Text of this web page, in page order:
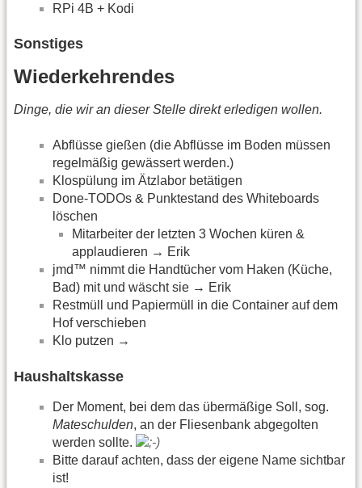
RPi 4B + Kodi
Sonstiges
Wiederkehrendes
Dinge, die wir an dieser Stelle direkt erledigen wollen.
Abflüsse gießen (die Abflüsse im Boden müssen
regelmäßig gewässert werden.)
Klospülung im Ätzlabor betätigen
Done-TODOs & Punktestand des Whiteboards
löschen
Mitarbeiter der letzten 3 Wochen küren &
applaudieren → Erik
jmd™ nimmt die Handtücher vom Haken (Küche,
Bad) mit und wäscht sie → Erik
Restmüll und Papiermüll in die Container auf dem
Hof verschieben
Klo putzen →
Haushaltskasse
Der Moment, bei dem das übermäßige Soll, sog.
Mateschulden, an der Fliesenbank abgegolten
werden sollte.
Bitte darauf achten, dass der eigene Name sichtbar
ist!